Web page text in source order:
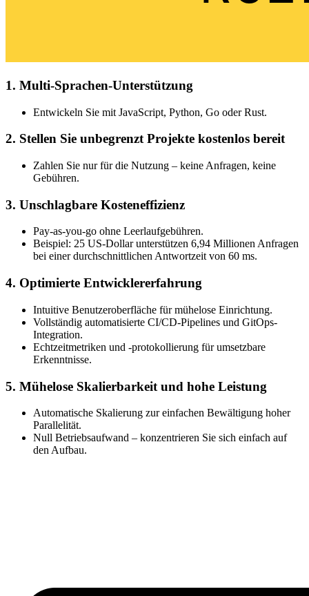
1. Multi-Sprachen-Unterstützung
Entwickeln Sie mit JavaScript, Python, Go oder Rust.
2. Stellen Sie unbegrenzt Projekte kostenlos bereit
Zahlen Sie nur für die Nutzung – keine Anfragen, keine
Gebühren.
3. Unschlagbare Kosteneffizienz
Pay-as-you-go ohne Leerlaufgebühren.
Beispiel: 25 US-Dollar unterstützen 6,94 Millionen Anfragen
bei einer durchschnittlichen Antwortzeit von 60 ms.
4. Optimierte Entwicklererfahrung
Intuitive Benutzeroberfläche für mühelose Einrichtung.
Vollständig automatisierte CI/CD-Pipelines und GitOps-
Integration.
Echtzeitmetriken und -protokollierung für umsetzbare
Erkenntnisse.
5. Mühelose Skalierbarkeit und hohe Leistung
Automatische Skalierung zur einfachen Bewältigung hoher
Parallelität.
Null Betriebsaufwand – konzentrieren Sie sich einfach auf
den Aufbau.